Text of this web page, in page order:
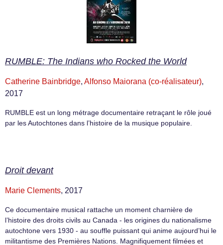
RUMBLE: The Indians who Rocked the World
Catherine Bainbridge, Alfonso Maiorana (co-réalisateur),
2017
RUMBLE est un long métrage documentaire retraçant le rôle joué
par les Autochtones dans l’histoire de la musique populaire.
Droit devant
Marie Clements, 2017
Ce documentaire musical rattache un moment charnière de
l’histoire des droits civils au Canada - les origines du nationalisme
autochtone vers 1930 - au souffle puissant qui anime aujourd’hui le
militantisme des Premières Nations. Magnifiquement filmées et